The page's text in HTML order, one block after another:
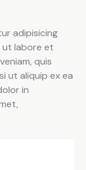
adipisicing
ut labore et
quis
ut aliquip ex ea
in